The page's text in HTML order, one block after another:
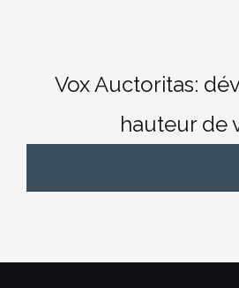
Vox Auctoritas:
hauteur de